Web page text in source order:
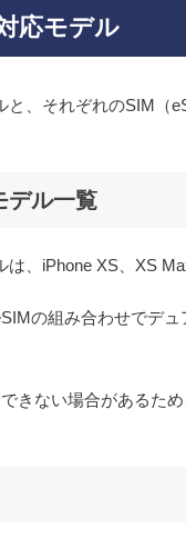
応モデル
、それぞれのSIM（
デル一覧
、iPhone XS、XS
の組み合わせでデ
きない場合があるた